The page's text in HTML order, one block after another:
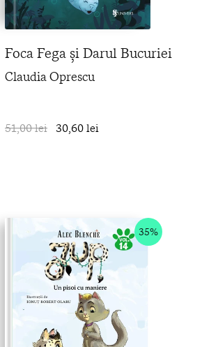
Foca Fega și Darul Bucuriei
Claudia Oprescu
51,00 lei 30,60 lei
35%